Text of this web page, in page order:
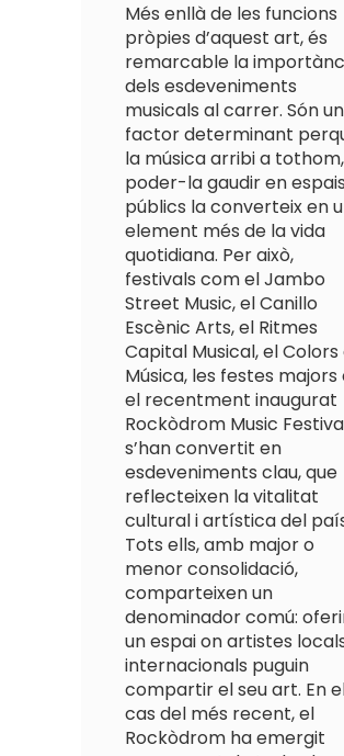
Més enllà de les funcions
pròpies d’aquest art, és
remarcable la
dels esdeveniments
musicals al carrer. Són un
factor determinant
la música arribi a tothom,
poder-la gaudir en espais
públics la converteix en
element més de la vida
quotidiana. Per això,
festivals com el Jambo
Street Music, el Canillo
Escènic Arts, el Ritmes
Capital Musical, el Colors
Música, les festes majors
el recentment inaugurat
Rockòdrom Music
s’han convertit en
esdeveniments clau, que
reflecteixen la vitalitat
cultural i artística del
Tots ells, amb major o
menor consolidació,
comparteixen un
denominador comú:
un espai on artistes
internacionals puguin
compartir el seu art. En
cas del més recent, el
Rockòdrom ha emergit